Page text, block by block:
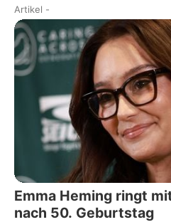
Artikel -
Emma Heming ringt
nach 50. Geburtstag